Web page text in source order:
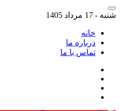
شنبه - 17 مرداد 1405
خانه
درباره ما
تماس با ما